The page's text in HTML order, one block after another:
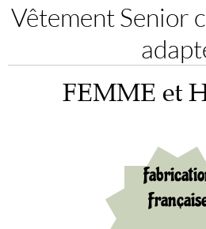
Vêtement Senior
FEMME et